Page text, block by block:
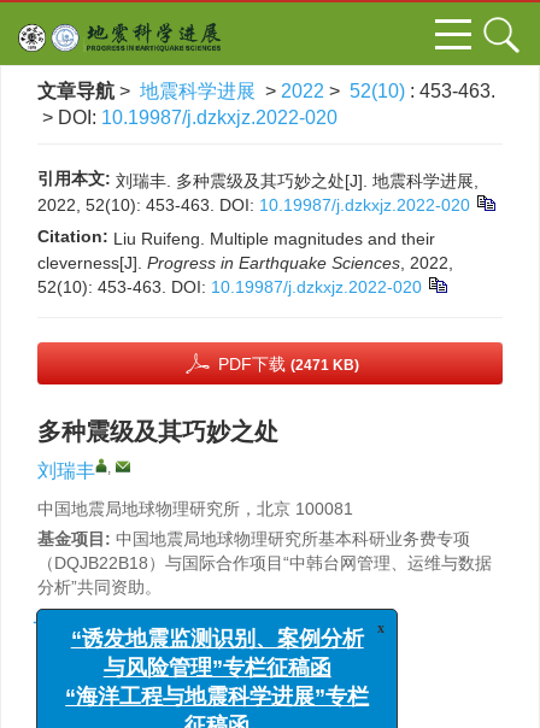
文章导航 > 地震科学进展 > 2022 > 52(10) : 453-463.
> DOI: 10.19987/j.dzkxjz.2022-020
引用本文: 刘瑞丰. 多种震级及其巧妙之处[J]. 地震科学进展,
2022, 52(10): 453-463. DOI: 10.19987/j.dzkxjz.2022-020
Citation: Liu Ruifeng. Multiple magnitudes and their
cleverness[J]. Progress in Earthquake Sciences , 2022,
52(10): 453-463. DOI: 10.19987/j.dzkxjz.2022-020
PDF下载 (2471 KB)
多种震级及其巧妙之处
刘瑞丰 ,
中国地震局地球物理研究所，北京 100081
基金项目: 中国地震局地球物理研究所基本科研业务费专项
（DQJB22B18）与国际合作项目“中韩台网管理、运维与数据
分析”共同资助。
详细信息
Multiple magnitudes and their
cleverness
“诱发地震监测识别、案例分析
与风险管理”专栏征稿函
“海洋工程与地震科学进展”专栏
征稿函